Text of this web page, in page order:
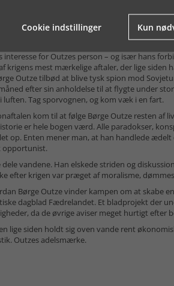
efter sin arrestation. Det betød, at
op til en weekend, så effektiviteten var til at
hentet ind til forhør – og for nogles
interesse for Outzes person – og især hans
krigens mest mærkelige aftaler, der lige siden
Outze tilbød at blive tysk spion mod
efter sin anholdelse til at flygte under
luften. Tag sporvognen, og kom væk i en fart.
kom til at følge Børge Outze resten af
er hele bogen værd. Alle paradokser,
op. Enten mener man, at han handlede ædelt
opportunist.
vandene. Han elskede striden og
efter krigen var præget af moralisme,
Børge Outze vinder kampen om at skabe
dagblad Fædrelandet. Et bladprojekt der
da de øvrige aviser meget hurtigt efter
lige siden holdt sig oven vande rent
Outzes adelsmærke.
Cookie indstillinger Kun